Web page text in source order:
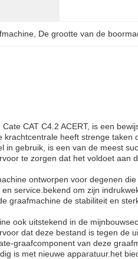
De grootte van de
CAT C4.2 ACERT, is een
heeft strenge taken
in gebruik, is een van de meest
te zorgen dat het voldoet aan
ontworpen voor degenen
service.bekend om zijn
graafmachine de stabiliteit en
ook uitstekend in de
dat deze bestand is tegen de
graafcomponent van deze
is met nieuwe apparatuur.het